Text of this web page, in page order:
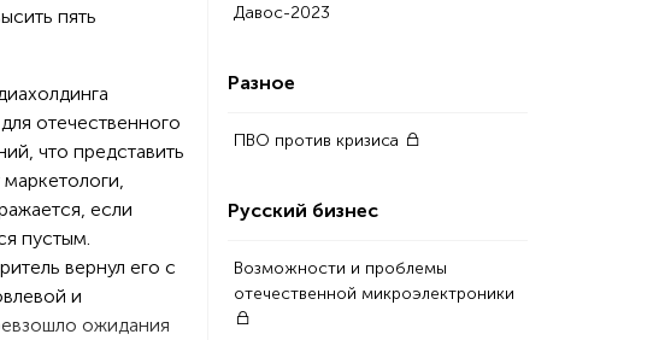
пять
отечественного
что представить
если
пустым.
вернул его с
и
ожидания
Давос-2023
Разное
ПВО против кризиса
Русский бизнес
Возможности и проблемы
отечественной микроэлектроники